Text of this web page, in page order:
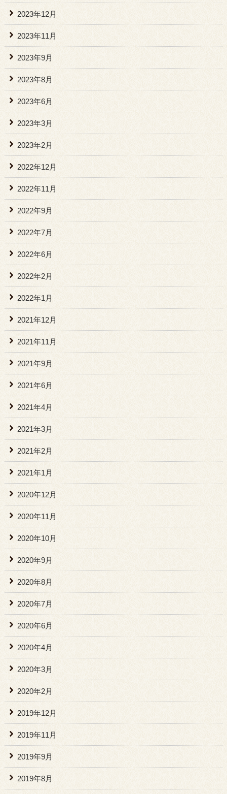
2023年12月
2023年11月
2023年9月
2023年8月
2023年6月
2023年3月
2023年2月
2022年12月
2022年11月
2022年9月
2022年7月
2022年6月
2022年2月
2022年1月
2021年12月
2021年11月
2021年9月
2021年6月
2021年4月
2021年3月
2021年2月
2021年1月
2020年12月
2020年11月
2020年10月
2020年9月
2020年8月
2020年7月
2020年6月
2020年4月
2020年3月
2020年2月
2019年12月
2019年11月
2019年9月
2019年8月